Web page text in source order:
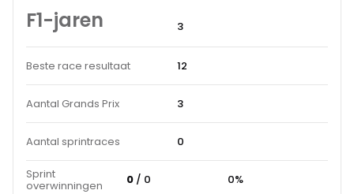
F1-jaren 3
Beste race resultaat 12
Aantal Grands Prix 3
Aantal sprintraces 0
Sprint
overwinningen 0 / 0 0%